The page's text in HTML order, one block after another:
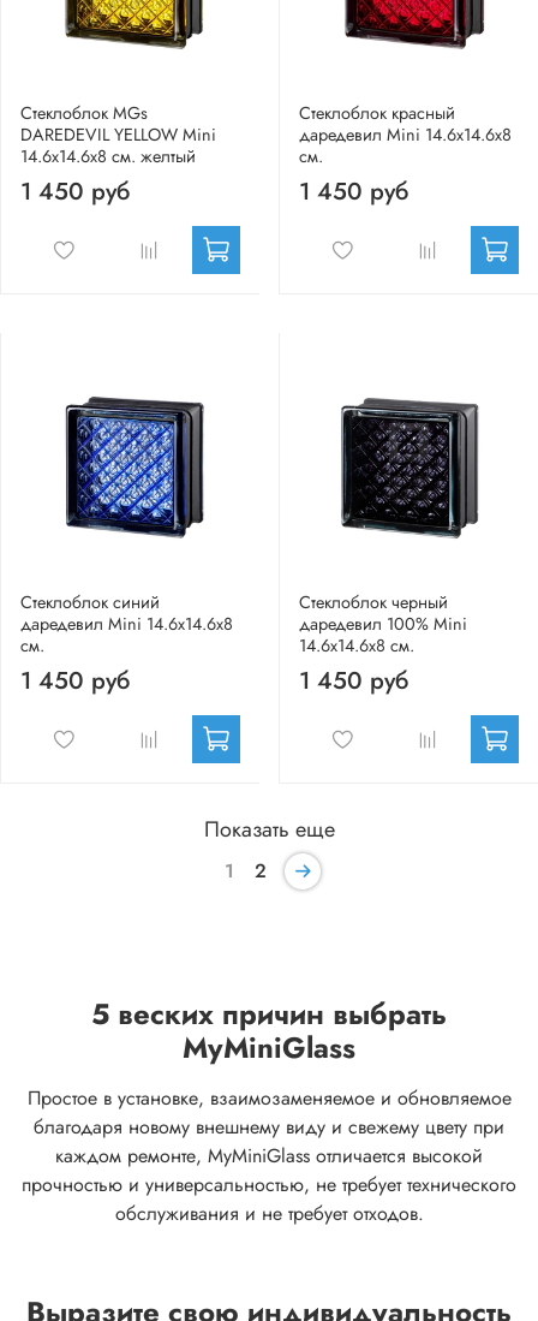
Стеклоблок MGs
DAREDEVIL YELLOW Mini
14.6x14.6x8 см. желтый
1 450 руб
Стеклоблок красный
даредевил Mini 14.6x14.6x8
см.
1 450 руб
Стеклоблок синий
даредевил Mini 14.6x14.6x8
см.
1 450 руб
Стеклоблок черный
даредевил 100% Mini
14.6x14.6x8 см.
1 450 руб
Показать еще
1 2
5 веских причин выбрать
MyMiniGlass
Простое в установке, взаимозаменяемое и обновляемое
благодаря новому внешнему виду и свежему цвету при
каждом ремонте, MyMiniGlass отличается высокой
прочностью и универсальностью, не требует технического
обслуживания и не требует отходов.
Выразите свою индивидуальность